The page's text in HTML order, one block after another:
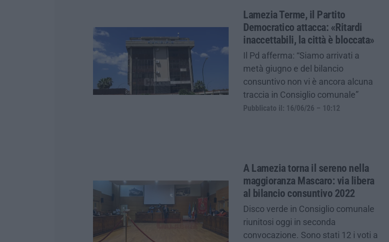
Lamezia Terme, il Partito
Democratico attacca: «Ritardi
inaccettabili, la città è bloccata»
Il Pd afferma: “Siamo arrivati a
metà giugno e del bilancio
consuntivo non vi è ancora alcuna
traccia in Consiglio comunale”
Pubblicato il: 16/06/26 – 10:12
A Lamezia torna il sereno nella
maggioranza Mascaro: via libera
al bilancio consuntivo 2022
Disco verde in Consiglio comunale
riunitosi oggi in seconda
convocazione. Sono stati 12 i voti a